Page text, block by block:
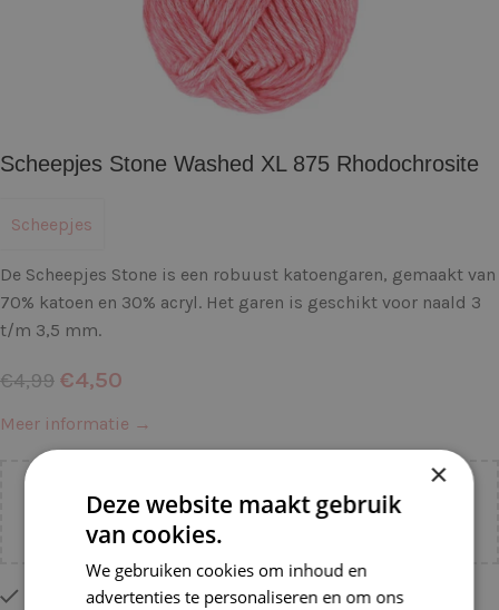
Scheepjes Stone Washed XL 875 Rhodochrosite
Scheepjes
De Scheepjes Stone is een robuust katoengaren, gemaakt van
70% katoen en 30% acryl. Het garen is geschikt voor naald 3
t/m 3,5 mm.
€4,99 €4,50
Meer informatie →
Voeg nog€55,00toe voor gratis verzending binnen
Slechts 2 resterend op voorraad
×
Deze website maakt gebruik
van cookies.
We gebruiken cookies om inhoud en
advertenties te personaliseren en om ons